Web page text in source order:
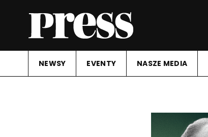
NEWSY EVENTY NASZE MEDIA